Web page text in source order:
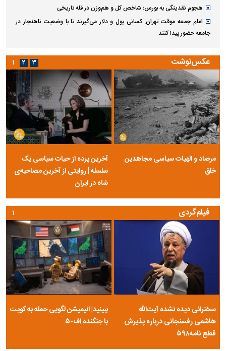
هجوم نقدینگی به بورس؛ شاخص کل و هم‌وزن در قله تاریخی
امام جمعه موقت تهران: کسانی پول و دلار می‌گیرند تا با وضعیت ناهنجار در
جامعه حضور پیدا کنند
عکس‌نوشت
مرصاد و الهیات سیاسی مجاهدین
خلق
آخرین پرده از حیات سیاسی یک
سلسله | روایتی از آخرین مصاحبه‌ی
شاه در ایران
۱ ۲ ۳
فیلم‌گردی
سخنرانی دیده نشده آیت‌الله
هاشمی رفسنجانی درباره پذیرش
قطع نامه۵۹۸
ببینید| انیمیشن لگویی حمله به کویت
با جنگنده اف-۵
۱